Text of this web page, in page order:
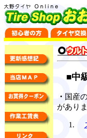
■中
・ 国産
があり